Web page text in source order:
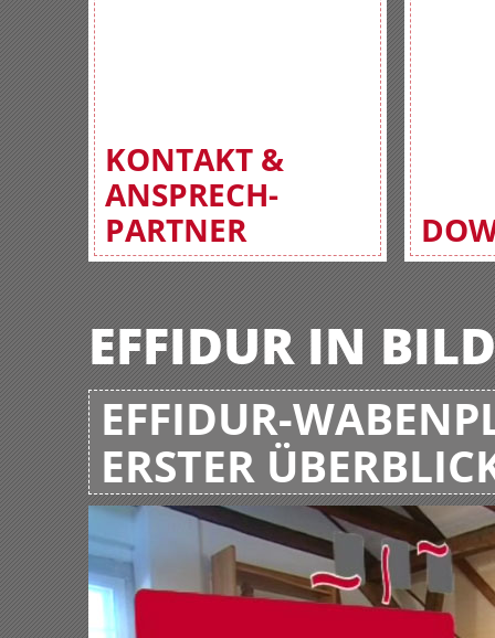
KONTAKT &
ANSPRECH-
PARTNER
EFFIDUR IN
EFFIDUR-
ERSTER